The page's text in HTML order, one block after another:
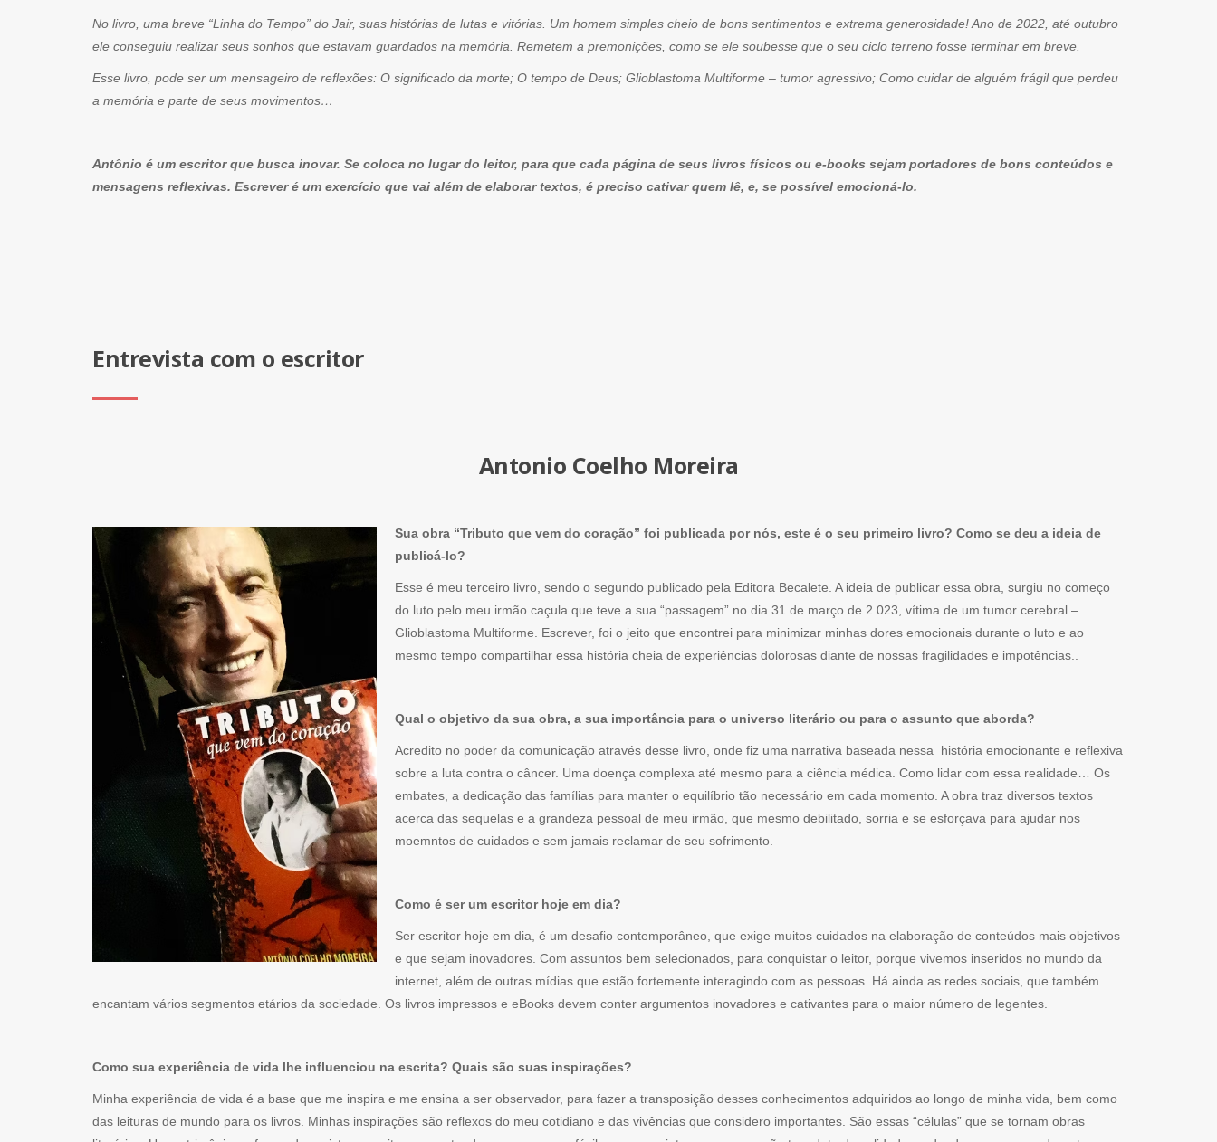
No livro, uma breve “Linha do Tempo” do Jair, suas histórias de lutas e vitórias. Um homem simples cheio de bons sentimentos e extrema generosidade! Ano de 2022, até outubro
ele conseguiu realizar seus sonhos que estavam guardados na memória. Remetem a premonições, como se ele soubesse que o seu ciclo terreno fosse terminar em breve.
Esse livro, pode ser um mensageiro de reflexões: O significado da morte; O tempo de Deus; Glioblastoma Multiforme – tumor agressivo; Como cuidar de alguém frágil que perdeu
a memória e parte de seus movimentos…
Antônio é um escritor que busca inovar. Se coloca no lugar do leitor, para que cada página de seus livros físicos ou e-books sejam portadores de bons conteúdos e
mensagens reflexivas. Escrever é um exercício que vai além de elaborar textos, é preciso cativar quem lê, e, se possível emocioná-lo.
Entrevista com o escritor
Antonio Coelho Moreira
Sua obra “Tributo que vem do coração” foi publicada por nós, este é o seu primeiro livro? Como se deu a ideia de
publicá-lo?
Esse é meu terceiro livro, sendo o segundo publicado pela Editora Becalete. A ideia de publicar essa obra, surgiu no começo
do luto pelo meu irmão caçula que teve a sua “passagem” no dia 31 de março de 2.023, vítima de um tumor cerebral –
Glioblastoma Multiforme. Escrever, foi o jeito que encontrei para minimizar minhas dores emocionais durante o luto e ao
mesmo tempo compartilhar essa história cheia de experiências dolorosas diante de nossas fragilidades e impotências..
Qual o objetivo da sua obra, a sua importância para o universo literário ou para o assunto que aborda?
Acredito no poder da comunicação através desse livro, onde fiz uma narrativa baseada nessa história emocionante e reflexiva
sobre a luta contra o câncer. Uma doença complexa até mesmo para a ciência médica. Como lidar com essa realidade… Os
embates, a dedicação das famílias para manter o equilíbrio tão necessário em cada momento. A obra traz diversos textos
acerca das sequelas e a grandeza pessoal de meu irmão, que mesmo debilitado, sorria e se esforçava para ajudar nos
moemntos de cuidados e sem jamais reclamar de seu sofrimento.
Como é ser um escritor hoje em dia?
Ser escritor hoje em dia, é um desafio contemporâneo, que exige muitos cuidados na elaboração de conteúdos mais objetivos
e que sejam inovadores. Com assuntos bem selecionados, para conquistar o leitor, porque vivemos inseridos no mundo da
internet, além de outras mídias que estão fortemente interagindo com as pessoas. Há ainda as redes sociais, que também
encantam vários segmentos etários da sociedade. Os livros impressos e eBooks devem conter argumentos inovadores e cativantes para o maior número de legentes.
Como sua experiência de vida lhe influenciou na escrita? Quais são suas inspirações?
Minha experiência de vida é a base que me inspira e me ensina a ser observador, para fazer a transposição desses conhecimentos adquiridos ao longo de minha vida, bem como
das leituras de mundo para os livros. Minhas inspirações são reflexos do meu cotidiano e das vivências que considero importantes. São essas “células” que se tornam obras